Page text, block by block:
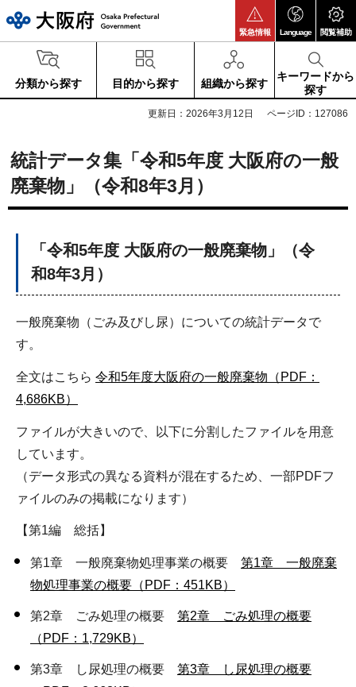
緊急情報 Language 閲覧補助
分類から探す 目的から探す 組織から探す
キーワードから
探す
更新日：2026年3月12日 ページID：127086
統計データ集「令和5年度 大阪府の一般
廃棄物」（令和8年3月）
「令和5年度 大阪府の一般廃棄物」（令
和8年3月）
一般廃棄物（ごみ及びし尿）についての統計データで
す。
全文はこちら 令和5年度大阪府の一般廃棄物（PDF：
4,686KB）
ファイルが大きいので、以下に分割したファイルを用意
しています。
（データ形式の異なる資料が混在するため、一部PDFフ
ァイルのみの掲載になります）
【第1編 総括】
第1章 一般廃棄物処理事業の概要 第1章 一般廃棄
物処理事業の概要（PDF：451KB）
第2章 ごみ処理の概要 第2章 ごみ処理の概要
（PDF：1,729KB）
第3章 し尿処理の概要 第3章 し尿処理の概要